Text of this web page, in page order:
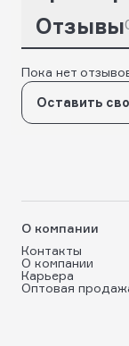
Отзывы
Пока нет
Оставить
О компании
Контакты
О компании
Карьера
Оптовая